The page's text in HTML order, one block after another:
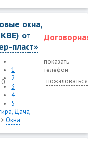
окна,
от
пласт»
0
1
2
3
4
5
Дача,
>Окна
показать
телефон
пожаловаться